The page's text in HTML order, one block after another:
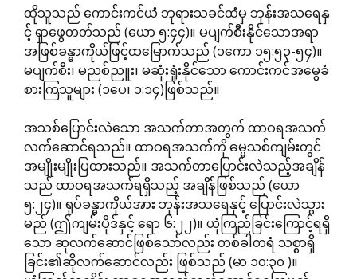
ထိုသူသည် ကောင်းကင်ယံ ဘုရားသခင်ထံမှ ဘုန်းအသရေနှ
င့် ရှာဖွေတတ်သည် (ယော ၅:၄၄)။ မပျက်စီးနိုင်သောအရာ
အဖြစ်ခန္ဓာကိုယ်ဖြင့်ထမြောက်သည် (၁ကော ၁၅:၅၃-၅၄)။
မပျက်စီး၊ မညစ်ညူး၊ မဆုံးရှုံးနိုင်သော ကောင်းကင်အမွေခံ
စားကြသူများ (၁ပေ၊ ၁:၁၄)ဖြစ်သည်။
အသစ်ပြောင်းလဲသော အသက်တာအတွက် ထာဝရအသက်
လက်ဆောင်ရသည်။ ထာဝရအသက်ကို ဓမ္မသစ်ကျမ်းတွင်
အမျိုးမျိုးပြထားသည်။ အသက်တာပြောင်းလဲသည့်အချိန်
သည် ထာဝရအသက်ရရှိသည့် အချိန်ဖြစ်သည် (ယော
၅:၂၄)။ ရုပ်ခန္ဓာကိုယ်အား ဘုန်းအသရေနှင့် ပြောင်းလဲသွား
မည် (ဤကျမ်းပိုဒ်နှင့် ရော ၆:၂၂)။ ယုံကြည်ခြင်းကြောင့်ရရှိ
သော ဆုလက်ဆောင်ဖြစ်သော်လည်း တစ်ခါတရံ သစ္စာရှိ
ခြင်း၏ဆိုလက်ဆောင်လည်း ဖြစ်သည် (မာ ၁၀:၃၀ )။